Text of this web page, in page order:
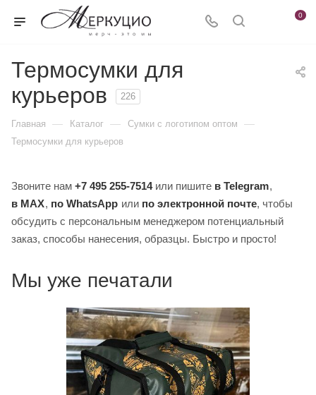
0
Термосумки для
курьеров
226
Главная — Каталог — Сумки с логотипом оптом —
Термосумки для курьеров
Звоните нам +7 495 255-7514или пишите в Telegram,
в MAX, по WhatsApp или по электронной почте, чтобы
обсудить с персональным менеджером потенциальный
заказ, способы нанесения, образцы. Быстро и просто!
Мы уже печатали